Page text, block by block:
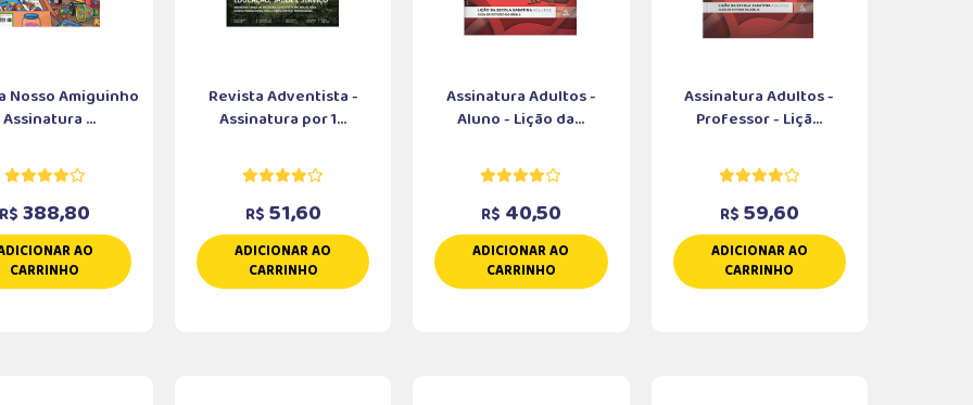
Nosso Amiguinho
...
R$ 388,80
AO
CARRINHO
Revista Adventista -
Assinatura por 1...
R$ 51,60
ADICIONAR AO
CARRINHO
Assinatura Adultos -
Aluno - Lição da...
R$ 40,50
ADICIONAR AO
CARRINHO
Assinatura Adultos -
Professor - Liçã...
R$ 59,60
ADICIONAR AO
CARRINHO